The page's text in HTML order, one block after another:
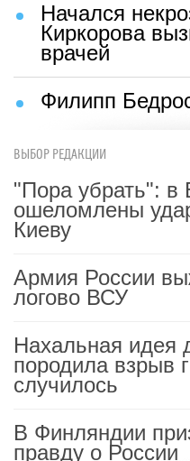
Начался
Киркорова
врачей
Филипп
ВЫБОР РЕДАКЦИИ
"Пора убрать": в
ошеломлены
Киеву
Армия России
логово ВСУ
Нахальная идея
породила взрыв
случилось
В Финляндии
правду о России